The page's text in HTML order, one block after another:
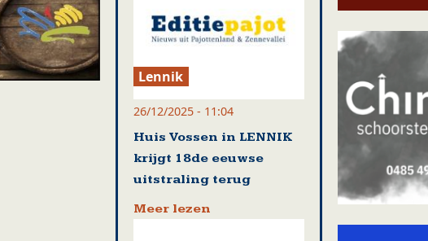
Lennik
26/12/2025 - 11:04
Huis Vossen in LENNIK
krijgt 18de eeuwse
uitstraling terug
Meer lezen